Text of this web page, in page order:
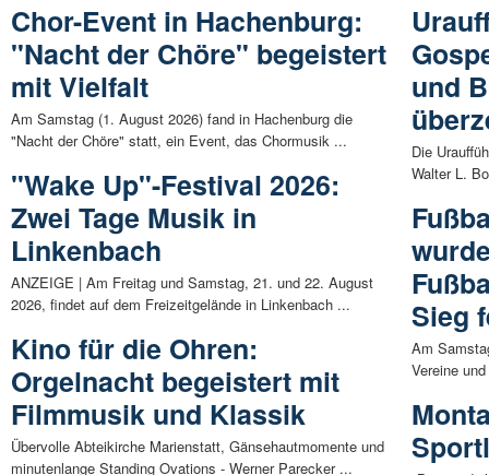
Chor-Event in Hachenburg:
"Nacht der Chöre" begeistert
mit Vielfalt
Am Samstag (1. August 2026) fand in Hachenburg die
"Nacht der Chöre" statt, ein Event, das Chormusik ...
"Wake Up"-Festival 2026:
Zwei Tage Musik in
Linkenbach
ANZEIGE | Am Freitag und Samstag, 21. und 22. August
2026, findet auf dem Freizeitgelände in Linkenbach ...
Kino für die Ohren:
Orgelnacht begeistert mit
Filmmusik und Klassik
Übervolle Abteikirche Marienstatt, Gänsehautmomente und
minutenlange Standing Ovations - Werner Parecker ...
und
Die
Walter L.
Sieg
Am
Vereine